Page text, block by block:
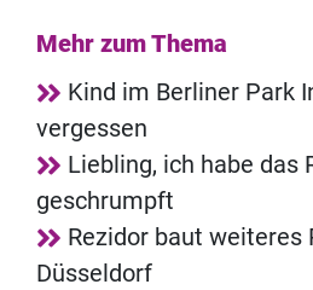
Mehr zum Thema
Kind im Berliner Park
vergessen
Liebling, ich habe das
geschrumpft
Rezidor baut weiteres
Düsseldorf